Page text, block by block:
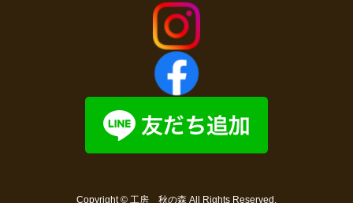
Copyright © 工房 秋の森 All Rights Reserved.